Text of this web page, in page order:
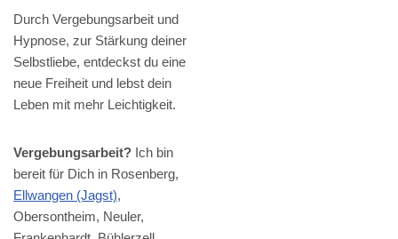
Durch Vergebungsarbeit und
Hypnose, zur Stärkung deiner
Selbstliebe, entdeckst du eine
neue Freiheit und lebst dein
Leben mit mehr Leichtigkeit.
Vergebungsarbeit? Ich bin
bereit für Dich in Rosenberg,
Ellwangen (Jagst),
Obersontheim, Neuler,